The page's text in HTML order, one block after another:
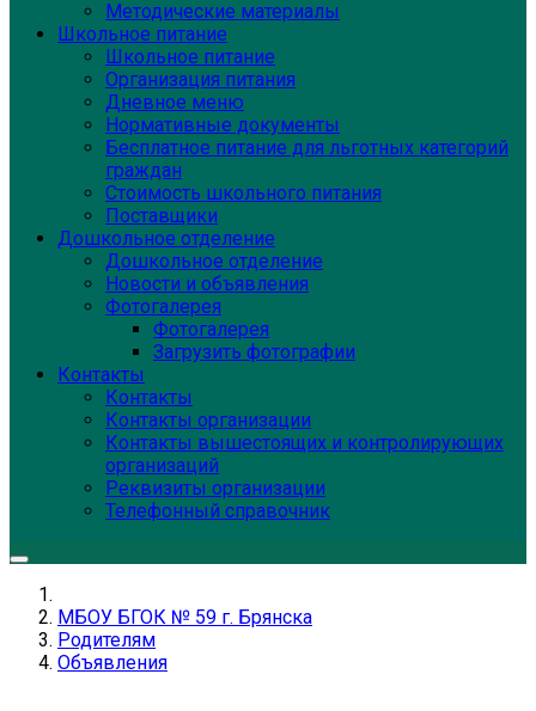
Методические материалы
Школьное питание
Школьное питание
Организация питания
Дневное меню
Нормативные документы
Бесплатное питание для льготных категорий
граждан
Стоимость школьного питания
Поставщики
Дошкольное отделение
Дошкольное отделение
Новости и объявления
Фотогалерея
Фотогалерея
Загрузить фотографии
Контакты
Контакты
Контакты организации
Контакты вышестоящих и контролирующих
организаций
Реквизиты организации
Телефонный справочник
МБОУ БГОК № 59 г. Брянска
Родителям
Объявления